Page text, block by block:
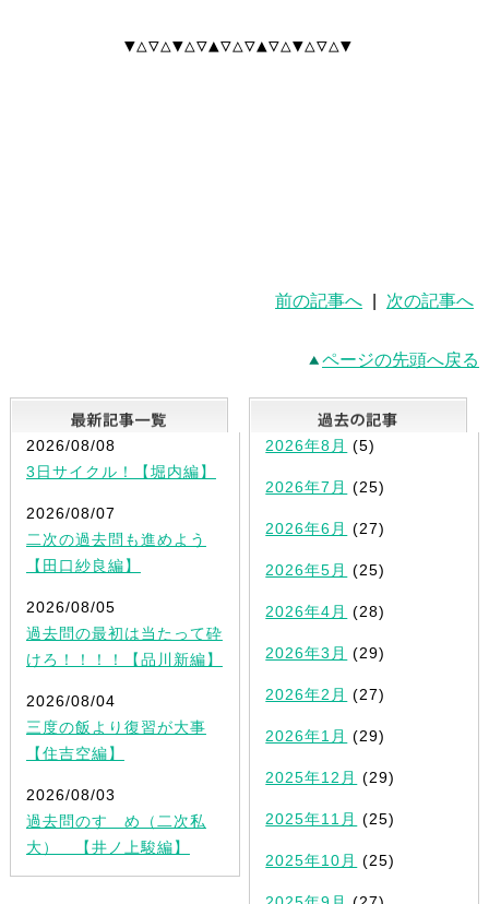
▼△▽△▼△▽▲▽△▽▲▽△▼△▽△▼
前の記事へ 次の記事へ
ページの先頭へ戻る
最新記事一覧
2026/08/08
3日サイクル！【堀内編】
2026/08/07
二次の過去問も進めよう
【田口紗良編】
2026/08/05
過去問の最初は当たって砕
けろ！！！！【品川新編】
2026/08/04
三度の飯より復習が大事
【住吉空編】
2026/08/03
過去問のすゝめ（二次私
大） 【井ノ上駿編】
2026年8月 (5)
2026年7月 (25)
2026年6月 (27)
2026年5月 (25)
2026年4月 (28)
2026年3月 (29)
2026年2月 (27)
2026年1月 (29)
2025年12月 (29)
2025年11月 (25)
2025年10月 (25)